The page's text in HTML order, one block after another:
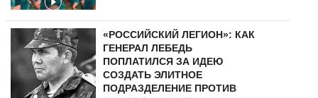
«РОССИЙСКИЙ ЛЕГИОН»: КАК
ГЕНЕРАЛ ЛЕБЕДЬ
ПОПЛАТИЛСЯ ЗА ИДЕЮ
СОЗДАТЬ ЭЛИТНОЕ
ПОДРАЗДЕЛЕНИЕ ПРОТИВ